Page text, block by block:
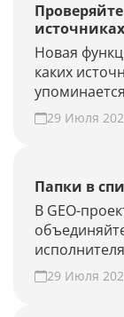
Новая
каких
29 Июля
Папки в
В GEO-
фильтры и
Наведите
29 Июля